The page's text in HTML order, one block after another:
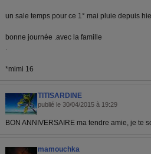
un sale temps pour ce 1° mai pluie depuis
bonne journée .avec la famille
.
*mimi 16
TITISARDINE
publié le 30/04/2015 à 19:29
BON ANNIVERSAIRE ma tendre amie, je te
mamouchka